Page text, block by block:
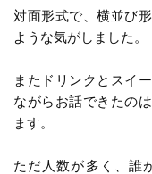
対面形式で、横並び
ような気がしました。
またドリンクとスイ
ながらお話できたの
ます。
ただ人数が多く、誰